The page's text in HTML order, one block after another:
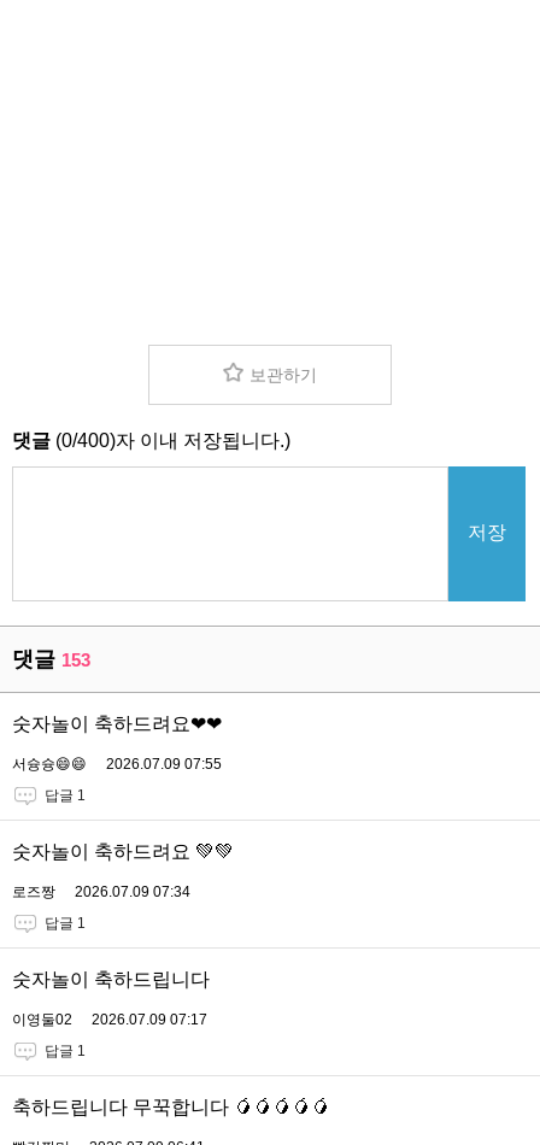
보관하기
댓글 (0/400)자 이내 저장됩니다.)
저장
댓글 153
숫자놀이 축하드려요❤❤
서슝슝😄😄
2026.07.09 07:55
답글 1
숫자놀이 축하드려요 💚💚
로즈짱
2026.07.09 07:34
답글 1
숫자놀이 축하드립니다
이영둘02
2026.07.09 07:17
답글 1
축하드립니다 무꾹합니다 🥭🥭🥭🥭🥭